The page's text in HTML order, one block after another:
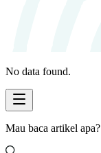
No data found.
Mau baca artikel apa?